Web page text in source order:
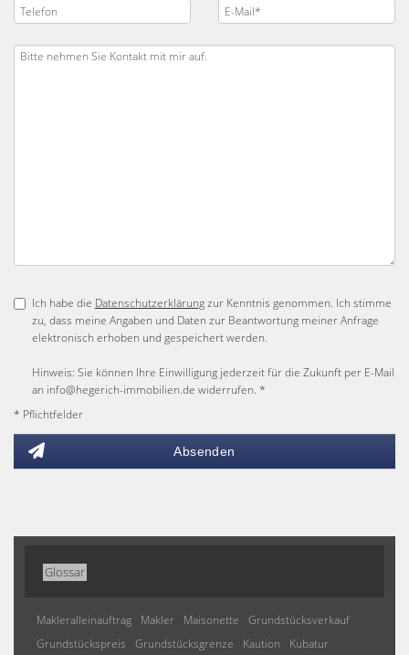
Ich habe die Datenschutzerklärungzur Kenntnis genommen. Ich stimme
zu, dass meine Angaben und Daten zur Beantwortung meiner Anfrage
elektronisch erhoben und gespeichert werden.
Hinweis: Sie können Ihre Einwilligung jederzeit für die Zukunft per E-Mail
an info@hegerich-immobilien.de widerrufen. *
* Pflichtfelder
Absenden
Glossar
Makleralleinauftrag Makler Maisonette
Grundstücksverkauf
Grundstückspreis
Grundstücksgrenze Kaution
Kubatur